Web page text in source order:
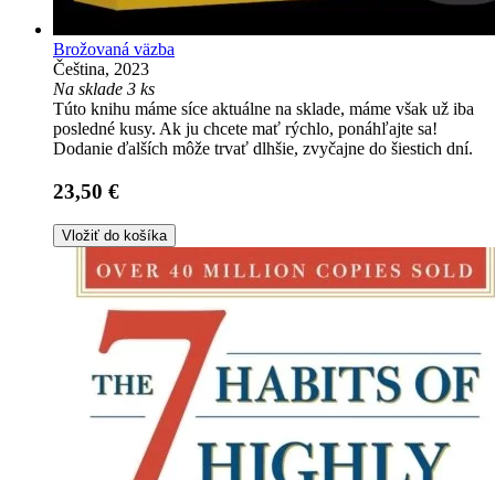
Brožovaná väzba
Čeština, 2023
Na sklade 3 ks
Túto knihu máme síce aktuálne na sklade, máme však už iba
posledné kusy. Ak ju chcete mať rýchlo, ponáhľajte sa!
Dodanie ďalších môže trvať dlhšie, zvyčajne do šiestich dní.
23,50 €
Vložiť do košíka